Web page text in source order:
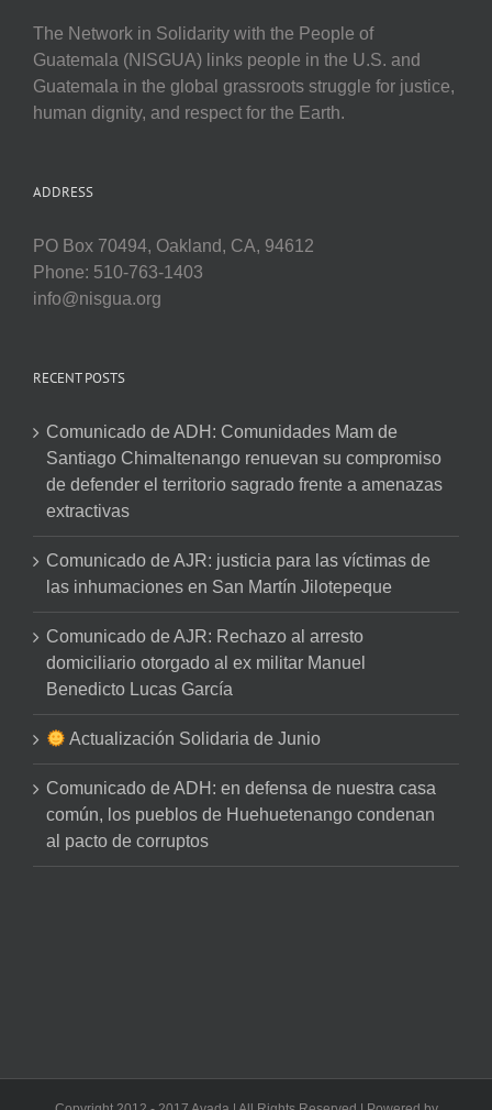
The Network in Solidarity with the People of
Guatemala (NISGUA) links people in the U.S. and
Guatemala in the global grassroots struggle for justice,
human dignity, and respect for the Earth.
ADDRESS
PO Box 70494, Oakland, CA, 94612
Phone: 510-763-1403
info@nisgua.org
RECENT POSTS
Comunicado de ADH: Comunidades Mam de
Santiago Chimaltenango renuevan su compromiso
de defender el territorio sagrado frente a amenazas
extractivas
Comunicado de AJR: justicia para las víctimas de
las inhumaciones en San Martín Jilotepeque
Comunicado de AJR: Rechazo al arresto
domiciliario otorgado al ex militar Manuel
Benedicto Lucas García
Actualización Solidaria de Junio
Comunicado de ADH: en defensa de nuestra casa
común, los pueblos de Huehuetenango condenan
al pacto de corruptos